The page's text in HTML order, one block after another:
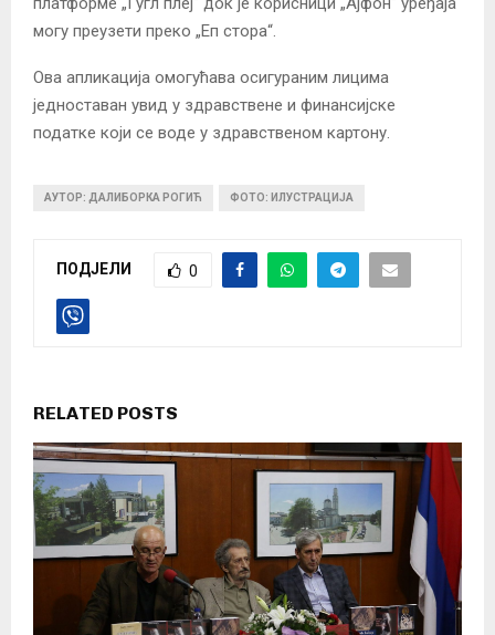
могу преузети преко „Еп стора“.
Ова апликација омогућава осигураним лицима
једноставан увид у здравствене и финансијске
податке који се воде у здравственом картону.
АУТОР: ДАЛИБОРКА РОГИЋ ФОТО: ИЛУСТРАЦИЈА
ПОДЈЕЛИ 0
RELATED POSTS